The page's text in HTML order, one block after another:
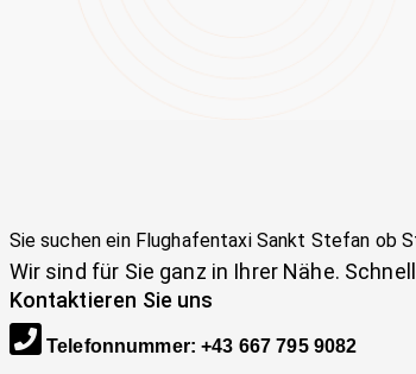
Sie suchen ein Flughafentaxi Sankt Stefan ob
Wir sind für Sie ganz in Ihrer Nähe.
Kontaktieren Sie uns
Telefonnummer:+43 667 795 9082